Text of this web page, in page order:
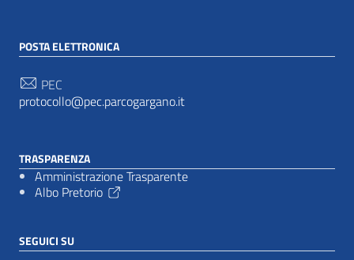
POSTA ELETTRONICA
PEC
protocollo@pec.parcogargano.it
TRASPARENZA
Amministrazione Trasparente
Albo Pretorio
SEGUICI SU